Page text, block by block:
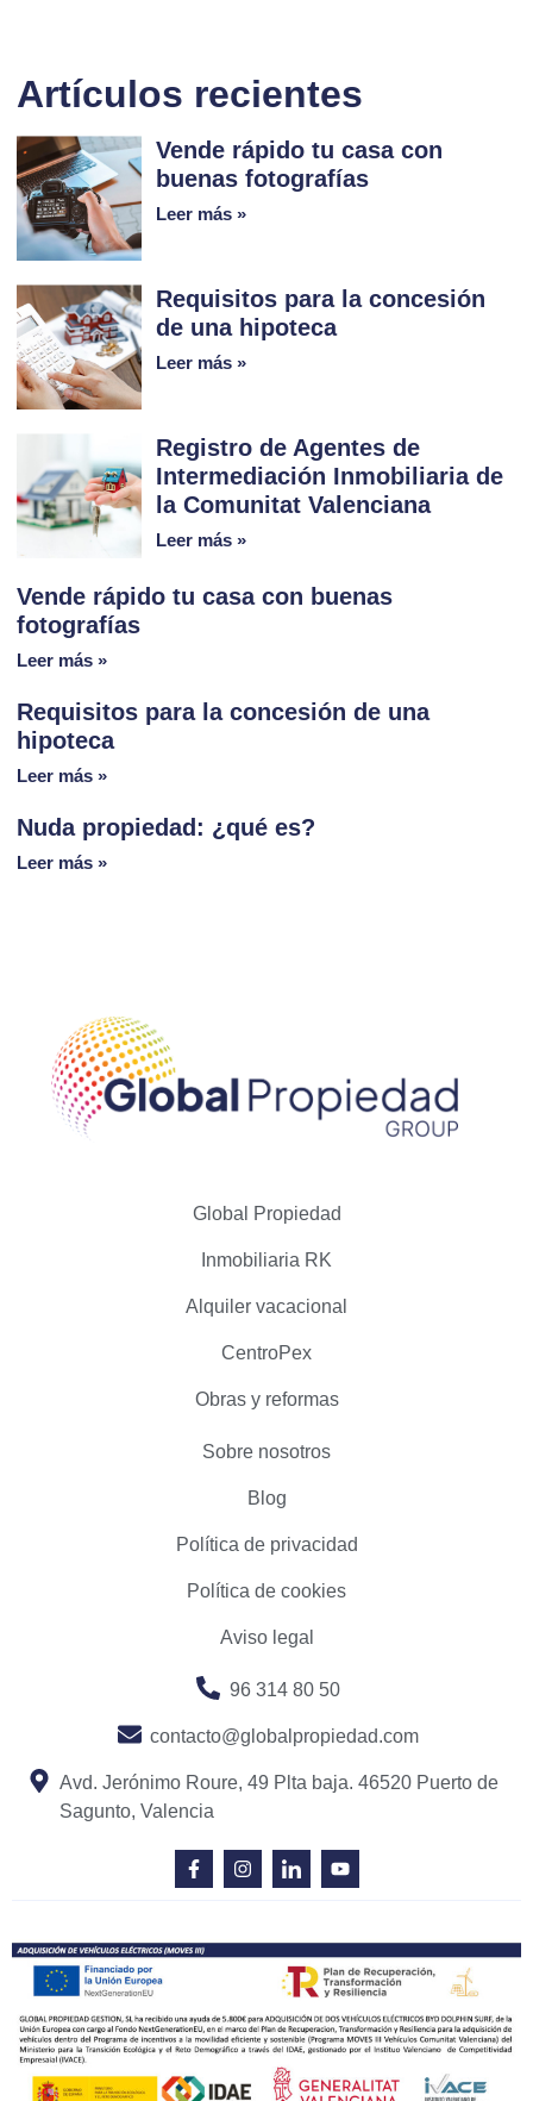
Artículos recientes
Vende rápido tu casa con
buenas fotografías
Leer más »
Requisitos para la concesión
de una hipoteca
Leer más »
Registro de Agentes de
Intermediación Inmobiliaria de
la Comunitat Valenciana
Leer más »
Vende rápido tu casa con buenas
fotografías
Leer más »
Requisitos para la concesión de una
hipoteca
Leer más »
Nuda propiedad: ¿qué es?
Leer más »
Global Propiedad
Inmobiliaria RK
Alquiler vacacional
CentroPex
Obras y reformas
Sobre nosotros
Blog
Política de privacidad
Política de cookies
Aviso legal
96 314 80 50
contacto@globalpropiedad.com
Avd. Jerónimo Roure, 49 Plta baja. 46520 Puerto de
Sagunto, Valencia